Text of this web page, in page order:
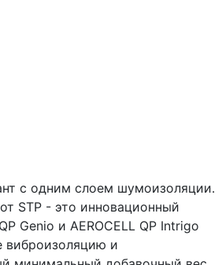
с одним слоем шумоизоляции.
STP - это инновационный
Genio и AEROCELL QP Intrigo
и